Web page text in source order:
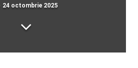
24 octombrie 2025